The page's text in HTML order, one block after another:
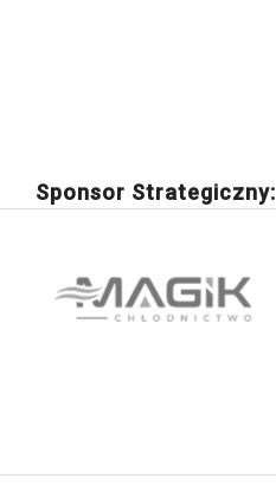
Sponsor Strategiczny: